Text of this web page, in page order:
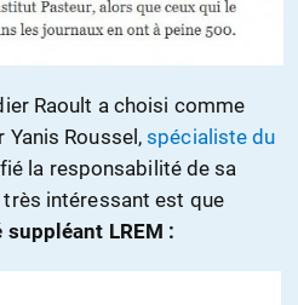
Raoult a choisi comme
Yanis Roussel,spécialiste du
la responsabilité de sa
intéressant est que
suppléant LREM :